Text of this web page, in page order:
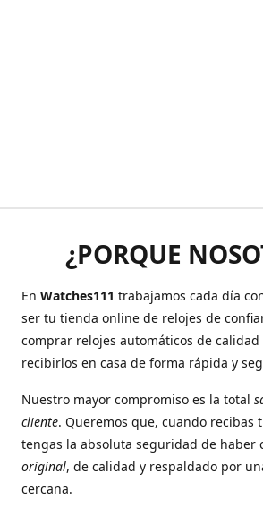
¿PORQUE
En Watches111 trabajamos cada día
ser tu tienda online de relojes de
comprar relojes automáticos de
recibirlos en casa de forma rápida y
Nuestro mayor compromiso es la total
cliente. Queremos que, cuando recibas
tengas la absoluta seguridad de haber
original, de calidad y respaldado por
cercana.